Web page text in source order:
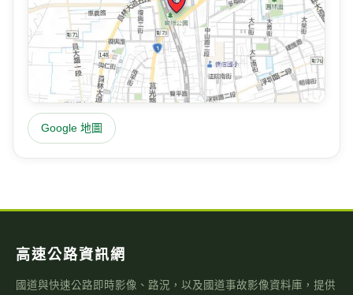
Google 地圖
高速公路資訊網
國道與快速公路即時影像、路況，以及國道事故影像資料庫，提供